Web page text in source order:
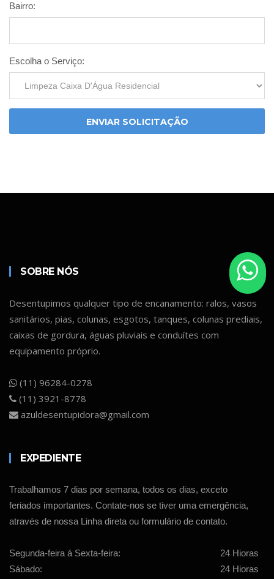
Bairro:
Escolha o Serviço:
ENVIAR SOLICITAÇÃO
SOBRE NÓS
Desentupimos qualquer tipo de encanamento: ralos, vasos
sanitários, pias, colunas, esgotos, tanques, colunas prediais,
caixas de gordura, águas pluviais e conduítes com
equipamento próprio.
(11) 96284-0278
(11) 3921-8778
azuldesentupidora@gmail.com
EXPEDIENTE
Trabalhamos 7 dias por semana, todos os dias, exceto
feriados importantes. Contate-nos se tiver uma emergência,
através de nossa Linha direta ou formulário de contato.
Segunda-feira á Sexta-feira:
24 Hioras
Sábado:
24 Hioras